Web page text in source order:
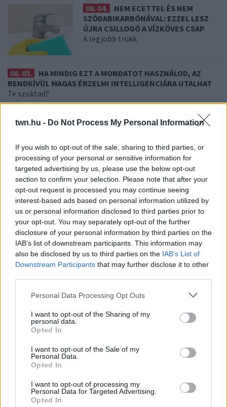
twn.hu - Do Not Process My Personal Information
If you wish to opt-out of the sale, sharing to third parties, or
processing of your personal or sensitive information for
targeted advertising by us, please use the below opt-out
section to confirm your selection. Please note that after your
opt-out request is processed you may continue seeing
interest-based ads based on personal information utilized by
us or personal information disclosed to third parties prior to
your opt-out. You may separately opt-out of the further
disclosure of your personal information by third parties on the
IAB’s list of downstream participants. This information may
also be disclosed by us to third parties on the IAB’s List of
Downstream Participants that may further disclose it to other
Please note that this website/app uses one or more Google
not limited to your visit or usage behaviour. You may click to
grant or deny consent to Google and its third-party tags to
use your data for below specified purposes in below Google
consent section.
Personal Data Processing Opt Outs
I want to opt-out of the Sharing of my
personal data.
Opted In
I want to opt-out of the Sale of my
Personal Data.
Opted In
I want to opt-out of processing my
Personal Data for Targeted Advertising.
Opted In
08. 04.
NEM ECETTEL ÉS NEM
SZÓDABIKARBÓNÁVAL: EZZEL LESZ
ÚJRA CSILLOGÓ A VÍZKÖVES CSAP
A legjobb trükk
08. 03.
HA MINDIG EZT A MONDATOT HASZNÁLOD, AZ
RENDKÍVÜL MAGAS ÉRZELMI INTELLIGENCIÁRA UTALHAT
Te szoktad?
SOKAN ROSSZUL TÁROLJÁK A GYÓGYSZEREIKET –
EMIATT CSÖKKENHET A HATÁSUK
08. 01.
EGYRE TÖBB FIATALNÁL JELENTKEZIK EZ A
VITAMINHIÁNY – ILYEN JELEKRE FIGYELJ
Erre figyelj!
07. 31.
NEM A CITROMSAV, AZ ECET VAGY A
SZÓDABIKARBÓNA A LEGERŐSEBB: EZT HASZNÁLJÁK A
SZÁLLODÁKBAN A VÍZKŐ ELLEN
Ez a szer tényleg eltünteti a vízkövet
24 ÓRA TOVÁBBI HÍREI
24 óra